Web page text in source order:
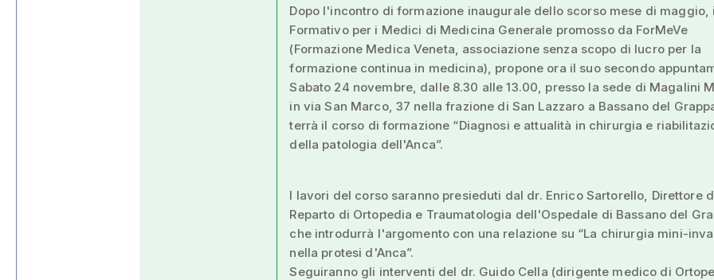
Dopo l'incontro di formazione inaugurale dello scorso mese di maggio,
Formativo per i Medici di Medicina Generale promosso da ForMeVe
(Formazione Medica Veneta, associazione senza scopo di lucro per la
formazione continua in medicina), propone ora il suo secondo
Sabato 24 novembre, dalle 8.30 alle 13.00, presso la sede di Magalini
in via San Marco, 37 nella frazione di San Lazzaro a Bassano del
terrà il corso di formazione “Diagnosi e attualità in chirurgia e
della patologia dell'Anca”.
I lavori del corso saranno presieduti dal dr. Enrico Sartorello, Direttore
Reparto di Ortopedia e Traumatologia dell'Ospedale di Bassano del
che introdurrà l'argomento con una relazione su “La chirurgia mini-
nella protesi d'Anca”.
Seguiranno gli interventi del dr. Guido Cella (dirigente medico di